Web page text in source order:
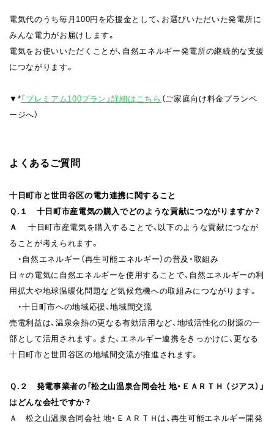
電気代のうち毎月100円を応援金として、お選びいただいた発電所に
みんな電力がお届けします。
電気をお使いいただくことが、自然エネルギー発電所の継続的な支援
につながります。
▼*「プレミアム100プラン」詳細はこちら （ご家庭向け料金プランペ
ージへ）
よくあるご質問
十日町市と世田谷区の電力連携に関すること
Ｑ.１
十日町市産電気の購入でどのような貢献につながりますか？
Ａ
十日町市産電気を購入することで、以下のような貢献につなが
ることが考えられます。
・自然エネルギー（再生可能エネルギー）の普及・取組み
日々の電気に自然エネルギーを使用することで、自然エネルギーの利
用拡大や地球温暖化問題など気候危機への取組みにつながります。
・十日町市への地域応援、地域間交流
売電利益は、温泉余熱の更なる有効活用など、地域活性化の財源の一
部として活用されます。また、エネルギー連携をきっかけに、更なる
十日町市と世田谷区の地域間交流が推進されます。
Ｑ.２
発電事業者の「松之山温泉合同会社 地・ＥＡＲＴＨ （ジアス）」
はどんな会社ですか？
Ａ 松之山温泉合同会社 地・ＥＡＲＴＨは、再生可能エネルギー開発